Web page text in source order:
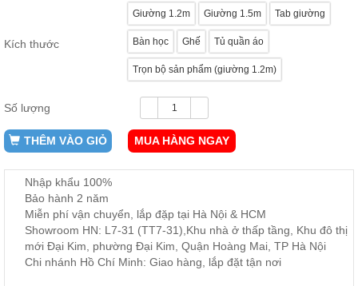
Công,
Vườn
Bàn
ghế
Phụ
Kiện
Kích thước
Giường 1.2m Giường 1.5m Tab giường
Bàn học Ghế Tủ quần áo
Trọn bộ sản phẩm (giường 1.2m)
Số lượng
THÊM VÀO GIỎ MUA HÀNG NGAY
Nhập khẩu 100%
Bảo hành 2 năm
Miễn phí vận chuyển, lắp đặp tại Hà Nội & HCM
Showroom HN: L7-31 (TT7-31),Khu nhà ở thấp tầng, Khu đô thị
mới Đại Kim, phường Đại Kim, Quận Hoàng Mai, TP Hà Nội
Chi nhánh Hồ Chí Minh: Giao hàng, lắp đặt tận nơi